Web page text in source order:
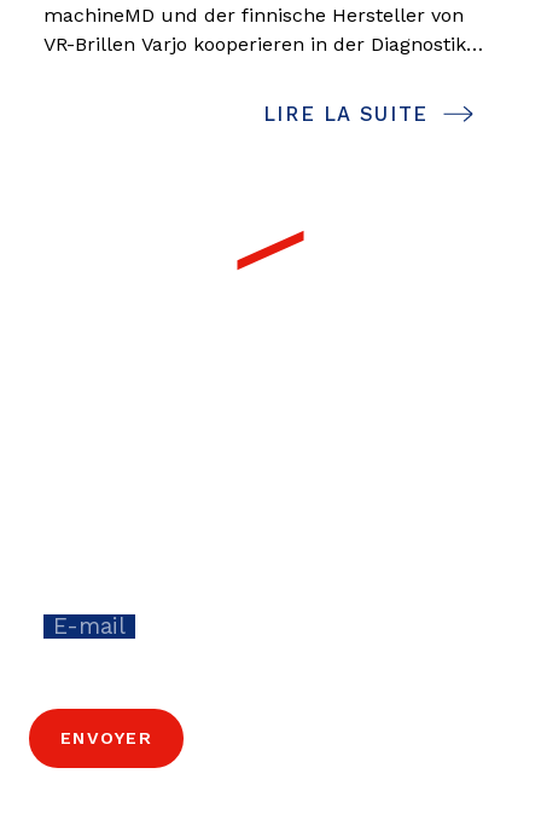
machineMD und der finnische Hersteller von
VR-Brillen Varjo kooperieren in der Diagnostik
gemeinsam entwickeltes Spezialgerät für
LIRE LA SUITE
E-mail
ENVOYER